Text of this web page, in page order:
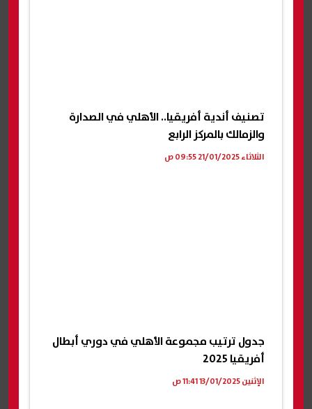
تصنيف أندية أفريقيا.. الأهلي في الصدارة
والزمالك بالمركز الرابع
الثلاثاء 21/01/2025 09:55 ص
جدول ترتيب مجموعة الأهلي في دوري أبطال
أفريقيا 2025
الإثنين 13/01/2025 11:41 ص